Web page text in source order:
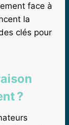
face à
la
clés pour
?